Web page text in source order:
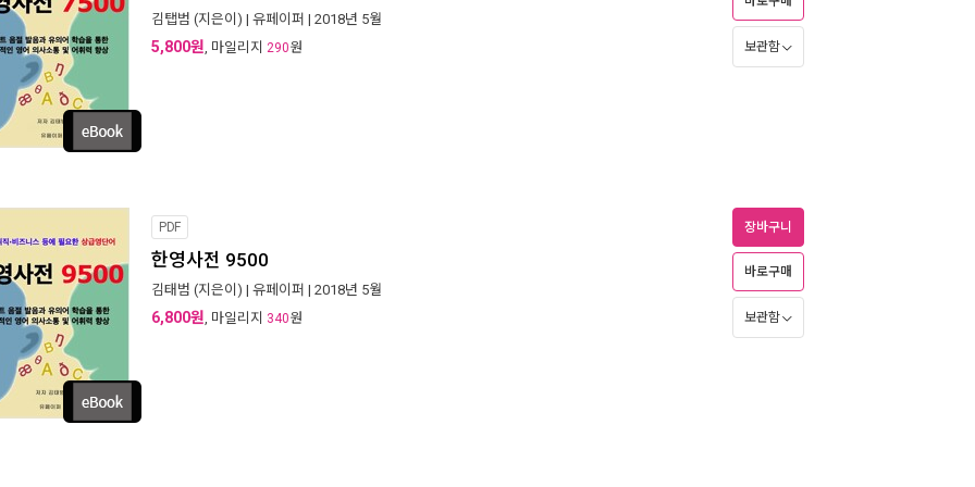
김탭범 (지은이) | 유페이퍼 | 2018년 5월
5,800원, 마일리지 290원 보관함
PDF
한영사전 9500
김태범 (지은이) | 유페이퍼 | 2018년 5월
6,800원, 마일리지 340원
장바구니
바로구매
보관함